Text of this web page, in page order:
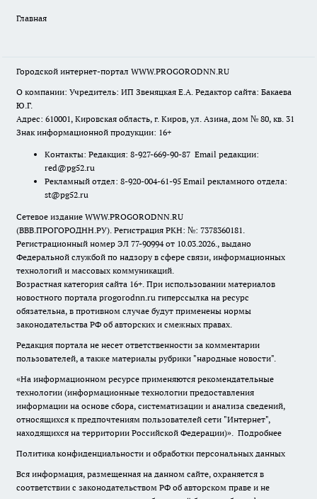
Главная
Городской интернет-портал WWW.PROGORODNN.RU
О компании: Учредитель: ИП Звеняцкая Е.А. Редактор сайта: Бакаева
Ю.Г.
Адрес: 610001, Кировская область, г. Киров, ул. Азина, дом № 80, кв. 31
Знак информационной продукции: 16+
Контакты: Редакция: 8-927-669-90-87 Email редакции:
red@pg52.ru
Рекламный отдел: 8-920-004-61-95 Email рекламного отдела:
st@pg52.ru
Сетевое издание WWW.PROGORODNN.RU
(ВВВ.ПРОГОРОДНН.РУ). Регистрация РКН: №: 7378360181.
Регистрационный номер ЭЛ 77-90994 от 10.03.2026., выдано
Федеральной службой по надзору в сфере связи, информационных
технологий и массовых коммуникаций.
Возрастная категория сайта 16+. При использовании материалов
новостного портала progorodnn.ru гиперссылка на ресурс
обязательна, в противном случае будут применены нормы
законодательства РФ об авторских и смежных правах.
Редакция портала не несет ответственности за комментарии
пользователей, а также материалы рубрики "народные новости".
«На информационном ресурсе применяются рекомендательные
технологии (информационные технологии предоставления
информации на основе сбора, систематизации и анализа сведений,
относящихся к предпочтениям пользователей сети "Интернет",
находящихся на территории Российской Федерации)». Подробнее
Политика конфиденциальности и обработки персональных данных
Вся информация, размещенная на данном сайте, охраняется в
соответствии с законодательством РФ об авторском праве и не